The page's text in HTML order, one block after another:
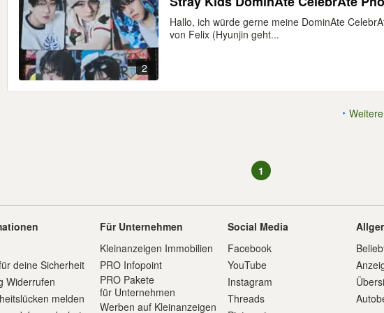
2
Hallo, ich würde gerne meine DominAte
von Felix (Hyunjin geht...
1
deine Sicherheit
Widerrufen
melden
Für Unternehmen
Kleinanzeigen Immobilien
PRO Infopoint
PRO Pakete
für Unternehmen
Werben auf Kleinanzeigen
Social Media
Facebook
YouTube
Instagram
Threads